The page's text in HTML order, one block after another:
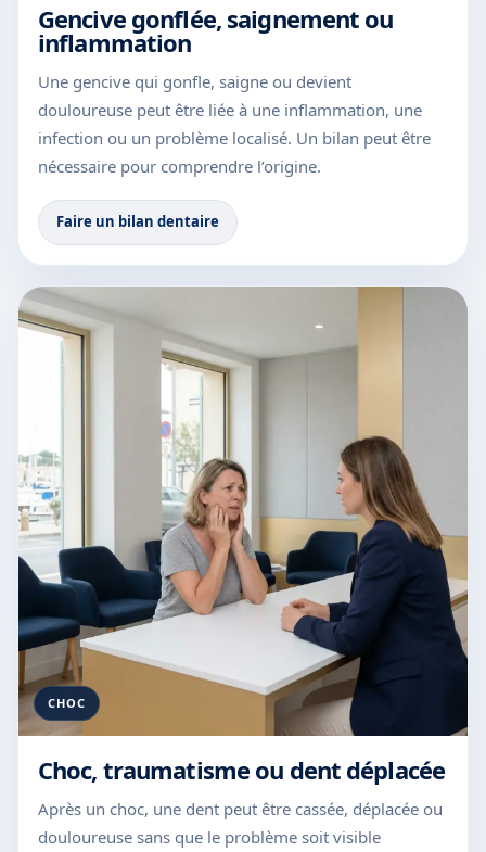
Gencive gonflée, saignement ou
inflammation
Une gencive qui gonfle, saigne ou devient
douloureuse peut être liée à une inflammation, une
infection ou un problème localisé. Un bilan peut être
nécessaire pour comprendre l’origine.
Faire un bilan dentaire
CHOC
Choc, traumatisme ou dent déplacée
Après un choc, une dent peut être cassée, déplacée ou
douloureuse sans que le problème soit visible